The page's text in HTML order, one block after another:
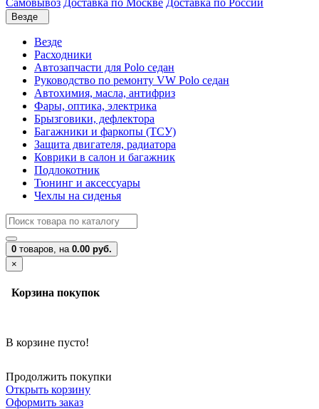
Самовывоз Доставка по Москве Доставка по России
Везде
Везде
Расходники
Автозапчасти для Polo седан
Руководство по ремонту VW Polo седан
Автохимия, масла, антифриз
Фары, оптика, электрика
Брызговики, дефлектора
Багажники и фаркопы (ТСУ)
Защита двигателя, радиатора
Коврики в салон и багажник
Подлокотник
Тюнинг и аксессуары
Чехлы на сиденья
0 товаров, на 0.00 руб.
×
Корзина покупок
В корзине пусто!
Продолжить покупки
Открыть корзину
Оформить заказ